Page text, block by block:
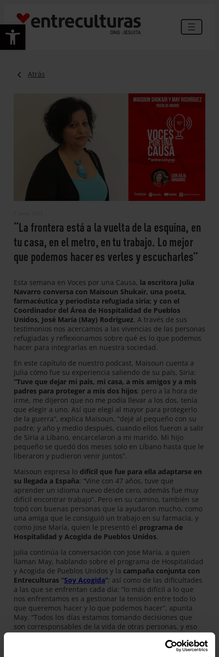
Abrir barra de herramientas
Atrás
“La frontera está a la vuelta de la esquina, en
tu casa, en el metro, en tu trabajo. Lo mejor
que podemos hacer es verles y escucharles”
Esta semana en Voces por una Causa, la escritora Julia
Navarro conversa con Maisoun Shukair, una poeta,
farmacéutica y periodista refugiada siria; y con el
Coordinador del Área de Hospitalidad de Pueblos
Unidos, José María (May) Rodríguez. A través de sus
testimonios nos acercamos a las vivencias de las personas
refugiadas y reflexionamos sobre qué es lo que podemos
hacer para integrarlas en nuestra sociedad.
En este capítulo de nuestro podcast, Maisoun cuenta a
Julia cómo fue su experiencia saliendo de su país, Siria:
“Tuve que dejar mi país, mi casa, a mis amigos y a mis
padres para proteger a mis dos hijos; pero a la hora de
irme, me dijeron que no me podía llevar a los dos, tenía
que elegir a uno. Así que elegí al mayor para protegerlo
de la guerra”, explica Maisoun, “dejé al pequeño con su
padre; y año y medio después, cuando ellos fueron a salir
de Siria a Líbano, encarcelaron a mi marido. Mi hijo
pequeño se quedó dos meses solo en Líbano hasta que le
liberaron y pudieron venir juntos”.
Maisoun expresa lo difícil que fue para ella adaptarse en
su llegada a España: “Vine con 47 años, tuve que
aprender un idioma nuevo desde cero, además fue muy
difícil encontrar trabajo”. Pero en su camino, también se
topó con buenas personas que la ayudaron mucho, como
una amiga que le consiguió un trabajo en su farmacia, y
como Jose María, quien le presentó el programa de
Hospitalidad y Acogida de Pueblos Unidos.
Julia continúa la conversación con Jose María, a quien
llaman May, hablando sobre el programa de Hospitalidad
y Acogida de Pueblos Unidos y la campaña conjunta con
Entreculturas “Soy Acogida”; así como de las dificultades
a las que se enfrentan cada día: “lo más difícil a lo que
nos enfrentamos es a gestionar la tensión entre todo lo
que queremos hacer y lo que podemos hacer”, apunta
May. “Todos los días estamos tomando decisiones que
son corresponsables de la vida de otras personas, y eso
pesa mucho”. May nos explica la situación en la que
llegan todas estas personas y las ganas que tienen de
sumar, de colaborar con el país y de formar parte de